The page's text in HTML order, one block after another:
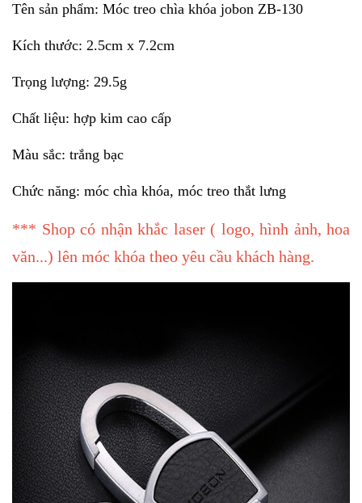
Tên sản phẩm: Móc treo chìa khóa jobon ZB-130
Kích thước: 2.5cm x 7.2cm
Trọng lượng: 29.5g
Chất liệu: hợp kim cao cấp
Màu sắc: trắng bạc
Chức năng: móc chìa khóa, móc treo thắt lưng
*** Shop có nhận khắc laser ( logo, hình ảnh, hoa
văn...) lên móc khóa theo yêu cầu khách hàng.